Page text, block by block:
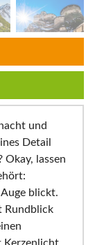
und
Detail
Okay, lassen
blickt.
Rundblick
Kerzenlicht,